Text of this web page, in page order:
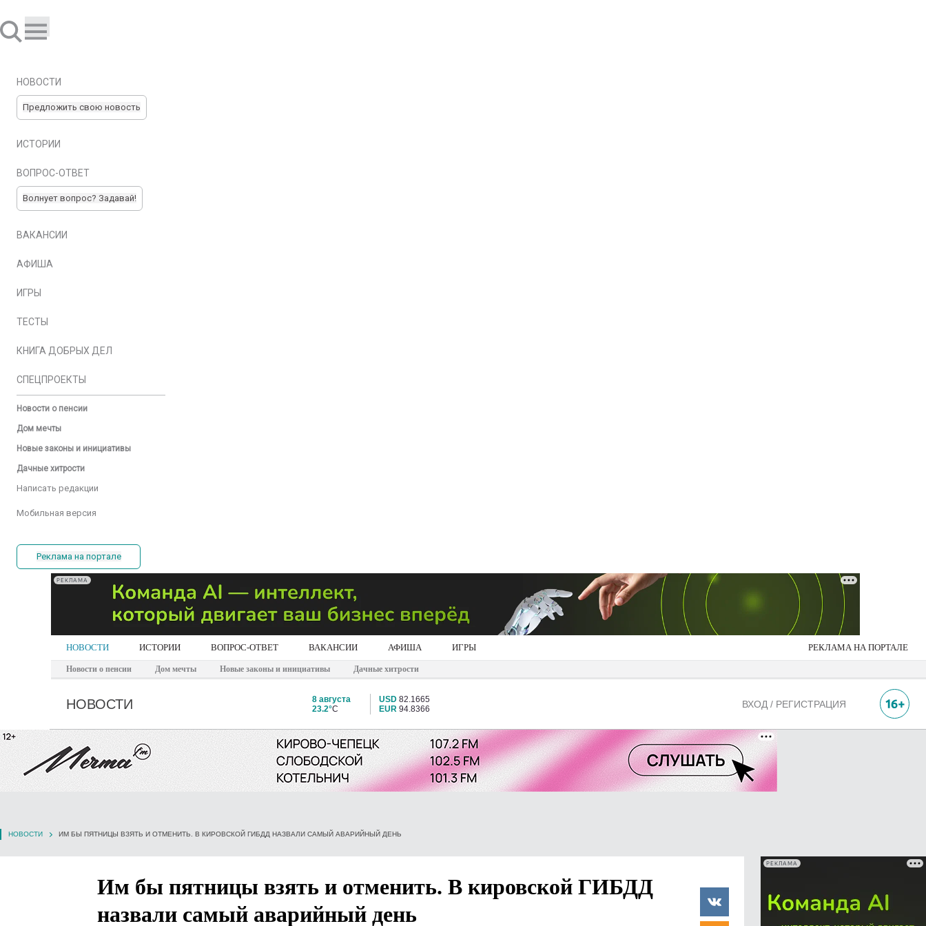
НОВОСТИ
Предложить свою новость
ИСТОРИИ
ВОПРОС-ОТВЕТ
Волнует вопрос? Задавай!
ВАКАНСИИ
АФИША
ИГРЫ
ТЕСТЫ
КНИГА ДОБРЫХ ДЕЛ
СПЕЦПРОЕКТЫ
Новости о пенсии
Дом мечты
Новые законы и инициативы
Дачные хитрости
Написать редакции
Мобильная версия
Реклама на портале
РЕКЛАМА
НОВОСТИ ИСТОРИИ ВОПРОС-ОТВЕТ ВАКАНСИИ АФИША ИГРЫ РЕКЛАМА НА ПОРТАЛЕ
Новости о пенсии Дом мечты Новые законы и инициативы Дачные хитрости
НОВОСТИ
8 августа
23.2°C
USD 82.1665
EUR 94.8366 ВХОД / РЕГИСТРАЦИЯ
НОВОСТИ ИМ БЫ ПЯТНИЦЫ ВЗЯТЬ И ОТМЕНИТЬ. В КИРОВСКОЙ ГИБДД НАЗВАЛИ САМЫЙ АВАРИЙНЫЙ ДЕНЬ
Им бы пятницы взять и отменить. В кировской ГИБДД
назвали самый аварийный день
РЕКЛАМА